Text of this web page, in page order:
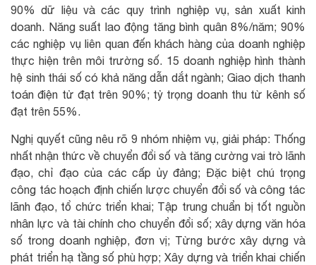
90% dữ liệu và các quy trình nghiệp vụ, sản xuất kinh
doanh. Năng suất lao động tăng bình quân 8%/năm; 90%
các nghiệp vụ liên quan đến khách hàng của doanh nghiệp
thực hiện trên môi trường số. 15 doanh nghiệp hình thành
hệ sinh thái số có khả năng dẫn dắt ngành; Giao dịch thanh
toán điện tử đạt trên 90%; tỷ trọng doanh thu từ kênh số
đạt trên 55%.
Nghị quyết cũng nêu rõ 9 nhóm nhiệm vụ, giải pháp: Thống
nhất nhận thức về chuyển đổi số và tăng cường vai trò lãnh
đạo, chỉ đạo của các cấp ủy đảng; Đặc biệt chú trọng
công tác hoạch định chiến lược chuyển đổi số và công tác
lãnh đạo, tổ chức triển khai; Tập trung chuẩn bị tốt nguồn
nhân lực và tài chính cho chuyển đổi số; xây dựng văn hóa
số trong doanh nghiệp, đơn vị; Từng bước xây dựng và
phát triển hạ tầng số phù hợp; Xây dựng và triển khai chiến